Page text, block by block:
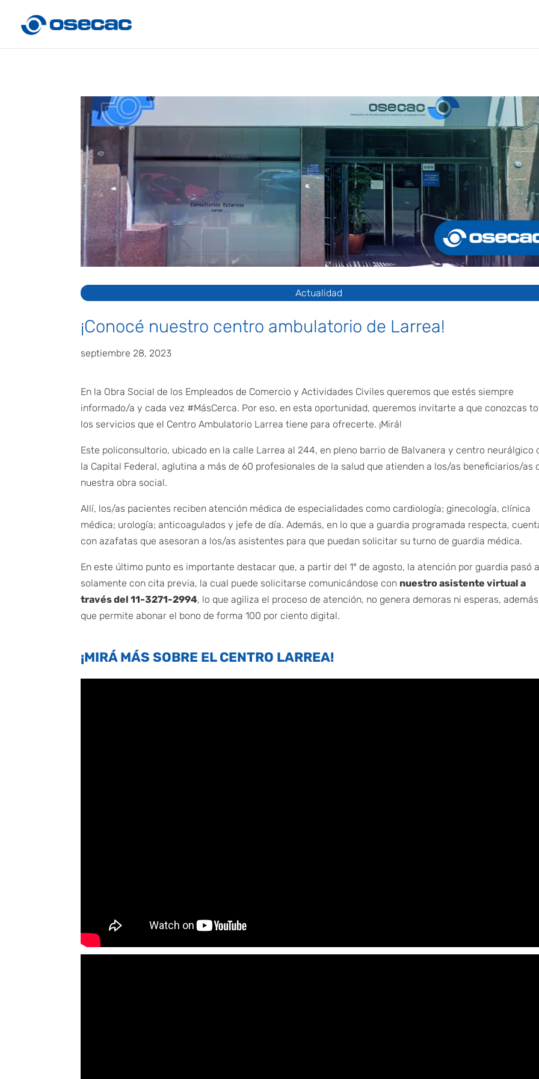
Actualidad
¡Conocé nuestro centro ambulatorio de Larrea!
septiembre 28, 2023
En la Obra Social de los Empleados de Comercio y Actividades Civiles queremos que estés siempre
informado/a y cada vez #MásCerca. Por eso, en esta oportunidad, queremos invitarte a que conozcas
los servicios que el Centro Ambulatorio Larrea tiene para ofrecerte. ¡Mirá!
Este policonsultorio, ubicado en la calle Larrea al 244, en pleno barrio de Balvanera y centro neurálgico
la Capital Federal, aglutina a más de 60 profesionales de la salud que atienden a los/as beneficiarios/as
nuestra obra social.
Allí, los/as pacientes reciben atención médica de especialidades como cardiología; ginecología, clínica
médica; urología; anticoagulados y jefe de día. Además, en lo que a guardia programada respecta,
con azafatas que asesoran a los/as asistentes para que puedan solicitar su turno de guardia médica.
En este último punto es importante destacar que, a partir del 1° de agosto, la atención por guardia pasó
solamente con cita previa, la cual puede solicitarse comunicándose con nuestro asistente virtual a
través del 11-3271-2994, lo que agiliza el proceso de atención, no genera demoras ni esperas, además
que permite abonar el bono de forma 100 por ciento digital.
¡MIRÁ MÁS SOBRE EL CENTRO LARREA!